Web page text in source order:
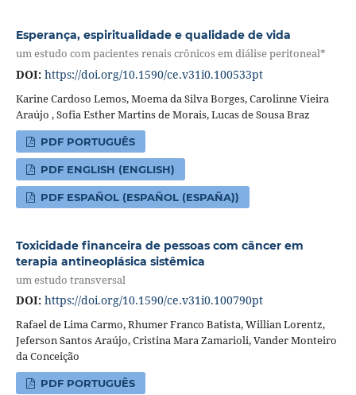
Esperança, espiritualidade e qualidade de vida
um estudo com pacientes renais crônicos em diálise peritoneal*
DOI: https://doi.org/10.1590/ce.v31i0.100533pt
Karine Cardoso Lemos, Moema da Silva Borges, Carolinne Vieira
Araújo , Sofia Esther Martins de Morais, Lucas de Sousa Braz
PDF PORTUGUÊS
PDF ENGLISH (ENGLISH)
PDF ESPAÑOL (ESPAÑOL (ESPAÑA))
Toxicidade financeira de pessoas com câncer em
terapia antineoplásica sistêmica
um estudo transversal
DOI: https://doi.org/10.1590/ce.v31i0.100790pt
Rafael de Lima Carmo, Rhumer Franco Batista, Willian Lorentz,
Jeferson Santos Araújo, Cristina Mara Zamarioli, Vander Monteiro
da Conceição
PDF PORTUGUÊS